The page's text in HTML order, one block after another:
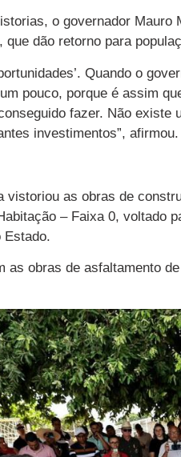
o governador
dão retorno para
Quando o
pouco, porque é assim
fazer. Não existe
investimentos”, afirmou.
vistoriou as obras de
– Faixa 0, voltado
Estado.
as obras de asfaltamento